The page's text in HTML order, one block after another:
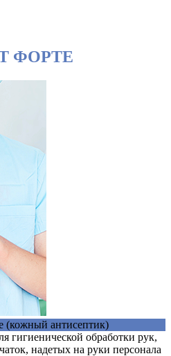
ФОРТЕ
(кожный антисептик)
гигиенической обработки рук,
надетых на руки персонала